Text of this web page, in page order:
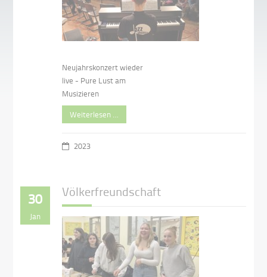
Neujahrskonzert wieder
live - Pure Lust am
Musizieren
Weiterlesen …
2023
30
Jan
Völkerfreundschaft